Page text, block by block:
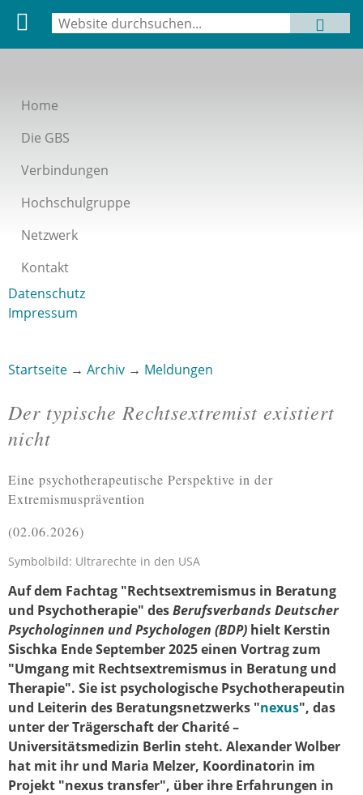
MENU
Home
Die GBS
Verbindungen
Hochschulgruppe
Netzwerk
Kontakt
Datenschutz
Impressum
Startseite → Archiv → Meldungen
Der typische Rechtsextremist existiert
nicht
Eine psychotherapeutische Perspektive in der
Extremismusprävention
02.06.2026
Symbolbild: Ultrarechte in den USA
Auf dem Fachtag "Rechtsextremismus in Beratung
und Psychotherapie" desBerufsverbands Deutscher
Psychologinnen und Psychologen (BDP) hielt Kerstin
Sischka Ende September 2025 einen Vortrag zum
"Umgang mit Rechtsextremismus in Beratung und
Therapie". Sie ist psychologische Psychotherapeutin
und Leiterin des Beratungsnetzwerks "nexus", das
unter der Trägerschaft der Charité –
Universitätsmedizin Berlin steht. Alexander Wolber
hat mit ihr und Maria Melzer, Koordinatorin im
Projekt "nexus transfer", über ihre Erfahrungen in
Suchformular
Suche